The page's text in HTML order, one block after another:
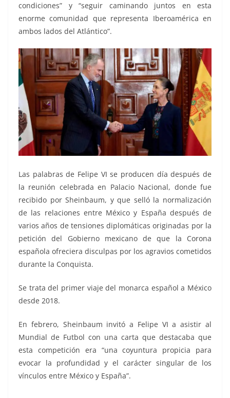
condiciones” y “seguir caminando juntos en esta
enorme comunidad que representa Iberoamérica en
ambos lados del Atlántico”.
Las palabras de Felipe VI se producen día después de
la reunión celebrada en Palacio Nacional, donde fue
recibido por Sheinbaum, y que selló la normalización
de las relaciones entre México y España después de
varios años de tensiones diplomáticas originadas por la
petición del Gobierno mexicano de que la Corona
española ofreciera disculpas por los agravios cometidos
durante la Conquista.
Se trata del primer viaje del monarca español a México
desde 2018.
En febrero, Sheinbaum invitó a Felipe VI a asistir al
Mundial de Futbol con una carta que destacaba que
esta competición era “una coyuntura propicia para
evocar la profundidad y el carácter singular de los
vínculos entre México y España”.